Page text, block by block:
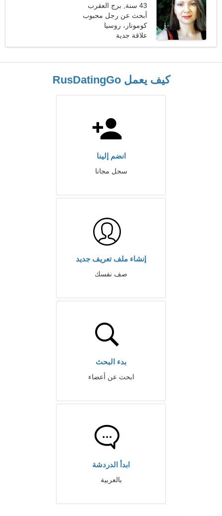
43 سنة, برج العقرب
أبحث عن رجل محبوب
للرقص معا
كومونار، روسيا
علاقة جدية
كيف يعمل RusDatingGo
انضم إلينا
سجل مجانا
إنشاء ملف تعريف جديد
صف نفسك
بدء البحث
ابحث عن أعضاء
ابدأ الدردشة
بالعربية